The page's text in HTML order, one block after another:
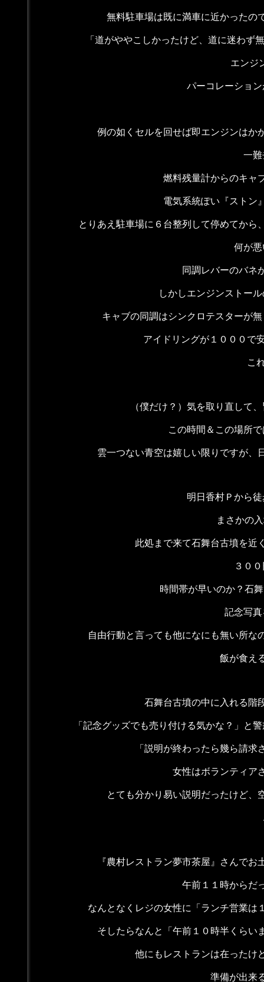
無料駐車場は既に満車に近かったの
「道がややこしかったけど、道に迷わ
エンジ
パーコレーショ
例の如くセルを回せば即エンジンは
一
燃料残量計からのキャ
電気系統ぽい『ストン
とりあえ駐車場に６台整列して停めてか
何が
同調レバーのバネ
しかしエンジンストー
キャブの同調はシンクロテスターが
アイドリングが１０００で
こ
（僕だけ？）気を取り直して
この時間＆この場所
雲一つない青空は嬉しい限りですが、
明日香村Ｐから
まさかの
此処まで来て石舞台古墳を近
３０
時間帯が早いのか？石
記念写
自由行動と言っても他になにも無い所
飯が食え
石舞台古墳の中に入れる階
「記念グッズでも売り付ける気かな？」と
「説明が終わったら幾ら請
女性はボランティア
とても分かり易い説明だったけど、
『農村レストラン夢市茶屋』さんで
午前１１時からだ
なんとなくレジの女性に「ランチ営業は
そしたらなんと「午前１０時半くらい
他にもレストランは在ったけ
準備が出来